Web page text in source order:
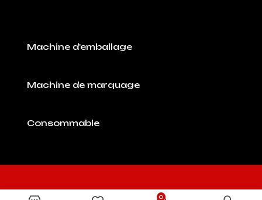
Machine d'emballage
Machine de marquage
Consommable
0